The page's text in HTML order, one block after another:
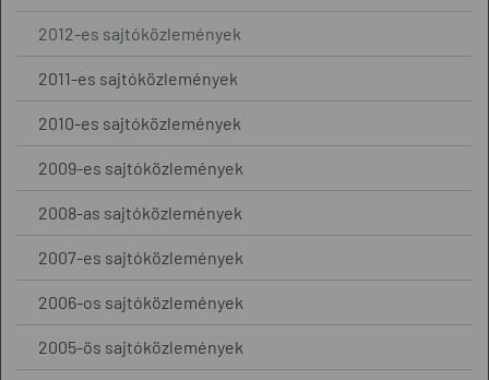
2012-es sajtóközlemények
2011-es sajtóközlemények
2010-es sajtóközlemények
2009-es sajtóközlemények
2008-as sajtóközlemények
2007-es sajtóközlemények
2006-os sajtóközlemények
2005-ös sajtóközlemények